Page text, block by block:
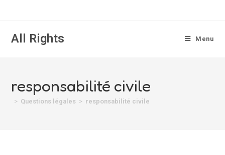
All Rights Menu
responsabilité civile
> Questions légales > responsabilité civile